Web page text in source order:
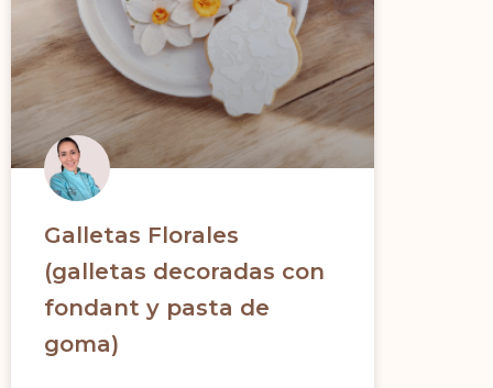
Galletas Florales
(galletas decoradas con
fondant y pasta de
goma)